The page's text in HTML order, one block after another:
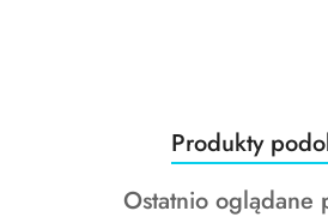
Pomiń karuzelę produktów
Produkty
o
statusie:
Produkty
Produkty
Ostatnio oglądane